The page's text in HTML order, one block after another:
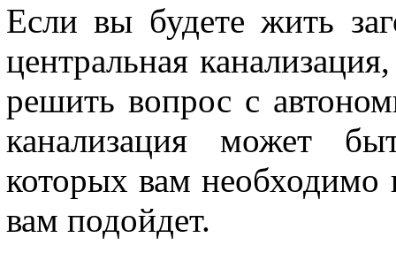
Если вы будете жить
центральная
решить вопрос с
канализация может
которых вам необходимо
вам подойдет.